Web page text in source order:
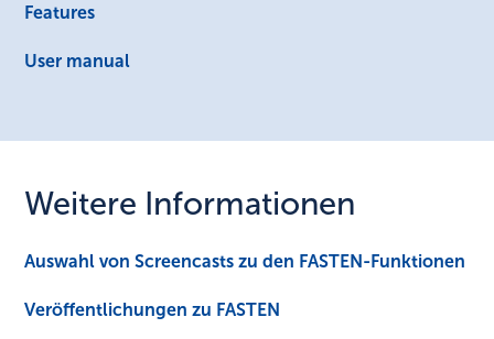
Features
User manual
Weitere Informationen
Auswahl von Screencasts zu den FASTEN-Funktionen
Veröffentlichungen zu FASTEN